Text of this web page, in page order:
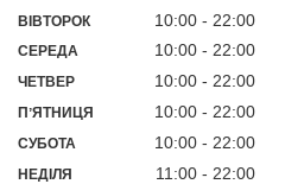
ВІВТОРОК 10:00 22:00
СЕРЕДА 10:00 22:00
ЧЕТВЕР 10:00 22:00
ПʼЯТНИЦЯ 10:00 22:00
СУБОТА 10:00 22:00
НЕДІЛЯ 11:00 22:00